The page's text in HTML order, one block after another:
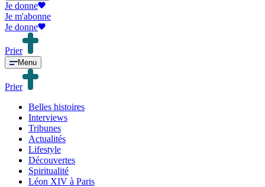
Je donne
Je m'abonne
Je donne
Prier
Menu
Prier
Belles histoires
Interviews
Tribunes
Actualités
Lifestyle
Découvertes
Spiritualité
Léon XIV à Paris